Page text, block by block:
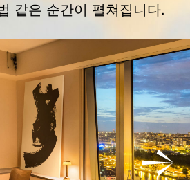
같은 순간이 펼쳐집니다.